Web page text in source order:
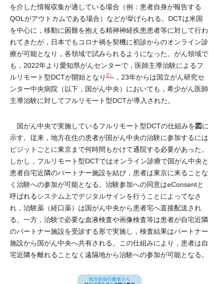
を介した情報収集が適している場合（例：患者自身が報告する
QOLがアウトカムである場合）などが挙げられる。DCTは米国
を中心に，移動に困難を抱える精神神経疾患患者等に対して行わ
れてきたが，日本でもコロナ禍を契機に初診からのオンライン診
療が可能となり，各領域で試みられるようになった。がん領域で
も，2022年より愛知県がんセンターで，医師主導治験によるフ
ルリモート型DCTが開始となり 2）
，23年からは国立がん研究セ
ンター中央病院（以下，国がん中央）においても，希少がん医師
主導治験に対してフルリモート型DCTが導入された。
国がん中央で実施しているフルリモート型DCTの仕組みを図に
示す。従来，地方在住の患者が国がん中央の治験に参加するには
ビジットごとに東京まで何時間もかけて通院する必要があった。
しかし，フルリモート型DCTではオンライン診療で国がん中央と
患者自宅近隣のパートナー施設を結び，患者は東京に来ることな
く治験への参加が可能となる。治験参加への同意はeConsentと
呼ばれるシステム上でデジタルサインを行うことによってなさ
れ，治験薬（経口薬）は国がん中央から患者宅へ直接配送され
る。一方，治験で必要な血液検査や画像検査等は患者が自宅近隣
のパートナー施設を受診する形で実施し，検査結果はパートナー
施設から国がん中央へ共有される。この仕組みにより，患者は自
宅近隣を離れることなく遠隔地から治験への参加が可能となる。